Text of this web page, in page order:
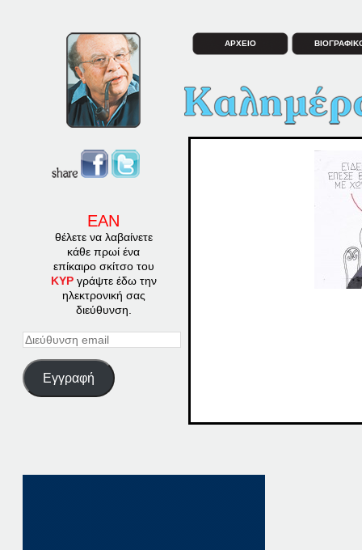
ΕΑΝ
θέλετε να λαβαίνετε
κάθε πρωί ένα
επίκαιρο σκίτσο του
ΚΥΡγράψτε έδω την
ηλεκτρονική σας
διεύθυνση.
Διεύθυνση
Εγγραφή
ΑΡΧΕΙΟ